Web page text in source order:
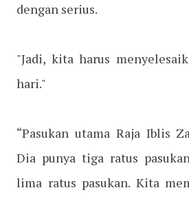
dengan serius.
"Jadi, kita harus
hari."
“Pasukan utama Raja Iblis
Dia punya tiga ratus
lima ratus pasukan. Kita